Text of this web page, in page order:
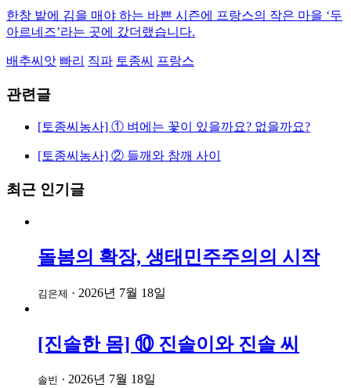
한창 밭에 김을 매야 하는 바쁜 시즌에 프랑스의 작은 마을 ‘두
아르네즈’라는 곳에 갔더랬습니다.
배추씨앗 빠리 직파 토종씨 프랑스
관련글
[토종씨농사] ① 벼에는 꽃이 있을까요? 없을까요?
[토종씨농사] ② 들깨와 참깨 사이
최근 인기글
돌봄의 확장, 생태민주주의의 시작
김은제 · 2026년 7월 18일
[진솔한 몸] ⑩ 진솔이와 진솔 씨
솔빈 · 2026년 7월 18일